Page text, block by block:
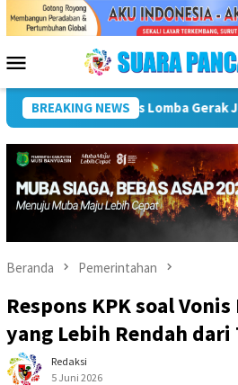
Menu
Mobile
BREAKING NEWS
HUT ke-81 RI Pemkot
Beranda Pemerintahan
Respons KPK soal
yang Lebih Rendah
Redaksi
5 Juni 2026